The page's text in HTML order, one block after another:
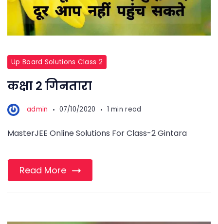
Up Board Solutions Class 2
कक्षा 2 गिनतारा
admin 07/10/2020 1 min read
MasterJEE Online Solutions For Class-2 Gintara
Read More